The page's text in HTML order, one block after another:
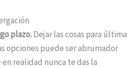
plazo.Dejar las cosas para última
opciones puede ser abrumador
realidad nunca te das la